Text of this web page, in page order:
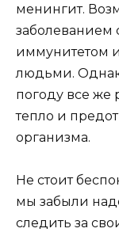
менингит.
заболеванием
иммунитетом
людьми.
погоду все же
тепло и
организма.
Не стоит
мы забыли
следить за